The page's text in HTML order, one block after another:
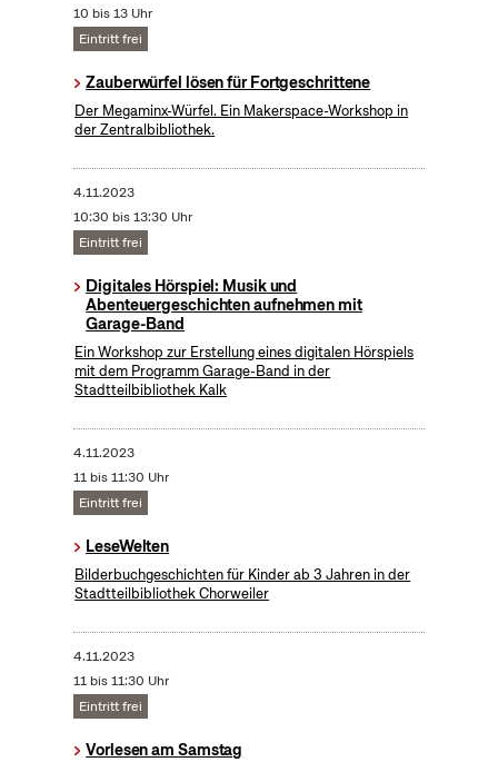
10 bis 13 Uhr
Eintritt frei
​Zauberwürfel lösen für Fortgeschrittene
Der Megaminx-Würfel. Ein Makerspace-Workshop in
der Zentralbibliothek.
4.11.2023
10:30 bis 13:30 Uhr
Eintritt frei
Digitales Hörspiel: Musik und
Abenteuergeschichten aufnehmen mit
Garage-Band
Ein Workshop zur Erstellung eines digitalen Hörspiels
mit dem Programm Garage-Band in der
Stadtteilbibliothek Kalk
4.11.2023
11 bis 11:30 Uhr
Eintritt frei
LeseWelten
Bilderbuchgeschichten für Kinder ab 3 Jahren in der
Stadtteilbibliothek Chorweiler
4.11.2023
11 bis 11:30 Uhr
Eintritt frei
Vorlesen am Samstag